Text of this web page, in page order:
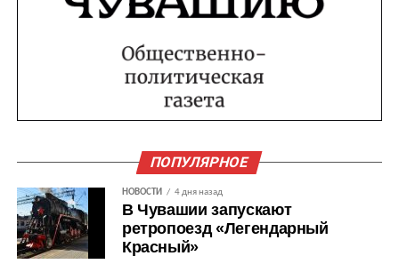
ПОПУЛЯРНОЕ
НОВОСТИ 4 дня назад
В Чувашии запускают
ретропоезд «Легендарный
Красный»